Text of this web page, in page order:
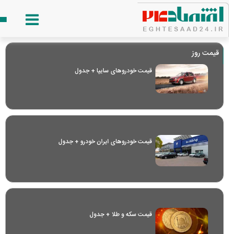
قیمت روز
قیمت خودرو‌های سایپا + جدول
قیمت خودرو‌های ایران خودرو + جدول
قیمت سکه و طلا + جدول